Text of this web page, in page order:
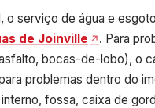
o serviço de água e
de Joinville
. Para
bocas-de-lobo), o
problemas dentro do
fossa, caixa de